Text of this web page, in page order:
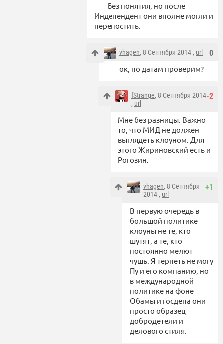
Без понятия, но после
Индепендент они вполне могли и
перепостить.
0
vhagen, 8 Сентября 2014 , url
ок, по датам проверим?
-2
fStrange, 8 Сентября 2014
, url
Мне без разницы. Важно
то, что МИД не должен
выглядеть клоуном. Для
этого Жириновский есть и
Рогозин.
+1
vhagen, 8 Сентября
2014 , url
В первую очередь в
большой политике
клоуны не те, кто
шутят, а те, кто
постоянно мелют
чушь. Я терпеть не могу
Пу и его компанию, но
в международной
политике на фоне
Обамы и госдепа они
просто образец
добродетели и
делового стиля.